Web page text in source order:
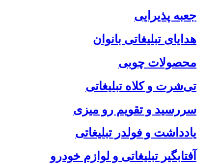
جعبه پذیرایی
هدایای تبلیغاتی بانوان
محصولات چوبی
تی‌شرت و کلاه تبلیغاتی
سررسید و تقویم رو میزی
یادداشت و فولدر تبلیغاتی
آفتابگیر تبلیغاتی و لوازم خودرو